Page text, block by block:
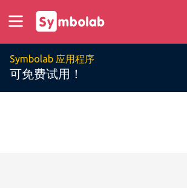
Symbolab 应用程序
可免费试用！